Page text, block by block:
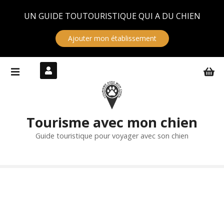
UN GUIDE TOUTOURISTIQUE QUI A DU CHIEN
Ajouter mon établissement
Tourisme avec mon chien
Guide touristique pour voyager avec son chien